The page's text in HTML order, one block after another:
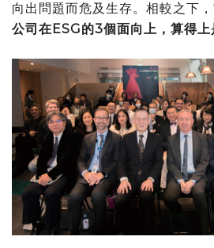
向出問題而危及生存。相較之下，
公司在ESG的3個面向上，算得上